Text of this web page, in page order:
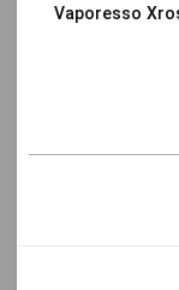
های محصول را